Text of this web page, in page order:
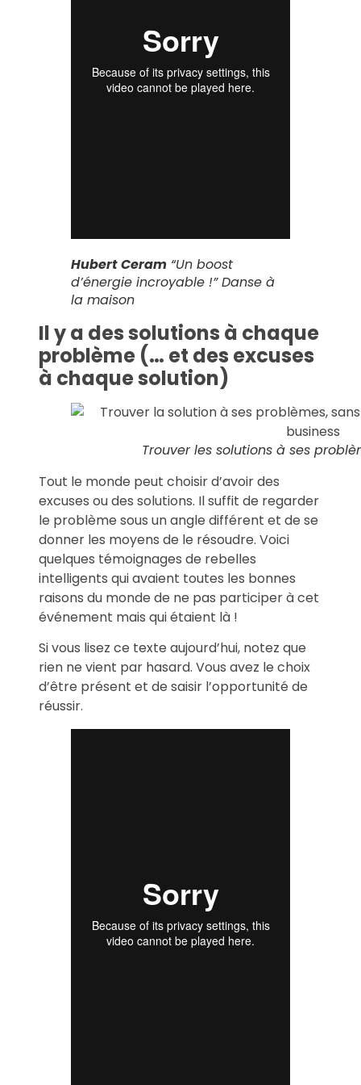
Hubert Ceram “Un boost
d’énergie incroyable !”Danse à
la maison
Il y a des solutions à chaque
problème (… et des excuses
à chaque solution)
Trouver les solutions à ses
Tout le monde peut choisir d’avoir des
excuses ou des solutions. Il suffit de regarder
le problème sous un angle différent et de se
donner les moyens de le résoudre. Voici
quelques témoignages de rebelles
intelligents qui avaient toutes les bonnes
raisons du monde de ne pas participer à cet
événement mais qui étaient là !
Si vous lisez ce texte aujourd’hui, notez que
rien ne vient par hasard. Vous avez le choix
d’être présent et de saisir l’opportunité de
réussir.